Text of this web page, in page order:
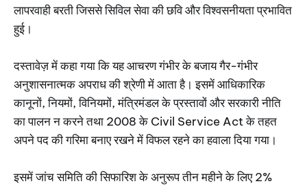
लापरवाही बरती जिससे सिविल सेवा की छवि और विश्वसनीयता प्रभावित
हुई।
दस्तावेज़ में कहा गया कि यह आचरण गंभीर के बजाय गैर-गंभीर
अनुशासनात्मक अपराध की श्रेणी में आता है। इसमें आधिकारिक
कानूनों, नियमों, विनियमों, मंत्रिमंडल के प्रस्तावों और सरकारी नीति
का पालन न करने तथा 2008 के Civil Service Act के तहत
अपने पद की गरिमा बनाए रखने में विफल रहने का हवाला दिया गया।
इसमें जांच समिति की सिफारिश के अनुरूप तीन महीने के लिए 2%